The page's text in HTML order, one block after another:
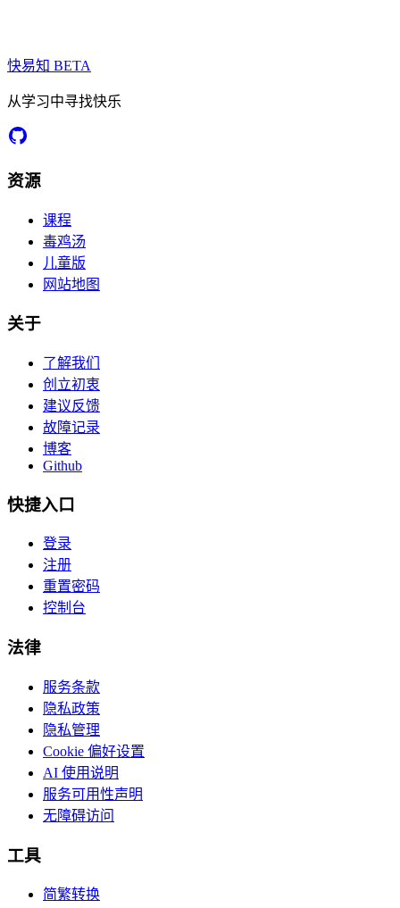
快易知 BETA
从学习中寻找快乐
资源
课程
毒鸡汤
儿童版
网站地图
关于
了解我们
创立初衷
建议反馈
故障记录
博客
Github
快捷入口
登录
注册
重置密码
控制台
法律
服务条款
隐私政策
隐私管理
Cookie 偏好设置
AI 使用说明
服务可用性声明
无障碍访问
工具
简繁转换